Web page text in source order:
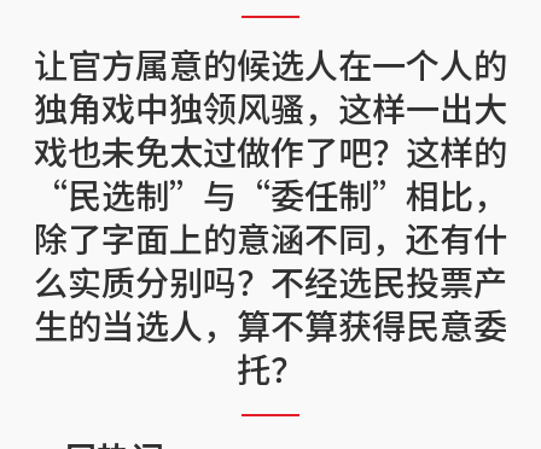
让官方属意的候选人在一个人的
独角戏中独领风骚，这样一出大
戏也未免太过做作了吧？这样的
“民选制”与“委任制”相比，
除了字面上的意涵不同，还有什
么实质分别吗？不经选民投票产
生的当选人，算不算获得民意委
托？